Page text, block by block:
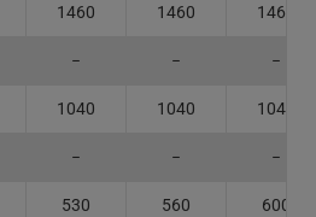
1460 1460 1460
− − −
1040 1040 1040
− − −
530 560 600